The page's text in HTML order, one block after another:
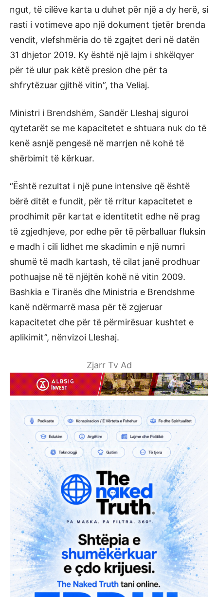
ngut, të cilëve karta u duhet për një a dy herë, si
rasti i votimeve apo një dokument tjetër brenda
vendit, vlefshmëria do të zgajtet deri në datën
31 dhjetor 2019. Ky është një lajm i shkëlqyer
për të ulur pak këtë presion dhe për ta
shfrytëzuar gjithë vitin”, tha Veliaj.
Ministri i Brendshëm, Sandër Lleshaj siguroi
qytetarët se me kapacitetet e shtuara nuk do të
kenë asnjë pengesë në marrjen në kohë të
shërbimit të kërkuar.
“Është rezultat i një pune intensive që është
bërë ditët e fundit, për të rritur kapacitetet e
prodhimit për kartat e identitetit edhe në prag
të zgjedhjeve, por edhe për të përballuar fluksin
e madh i cili lidhet me skadimin e një numri
shumë të madh kartash, të cilat janë prodhuar
pothuajse në të njëjtën kohë në vitin 2009.
Bashkia e Tiranës dhe Ministria e Brendshme
kanë ndërmarrë masa për të zgjeruar
kapacitetet dhe për të përmirësuar kushtet e
aplikimit”, nënvizoi Lleshaj.
Zjarr Tv Ad